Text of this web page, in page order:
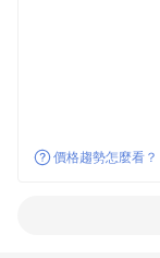
價格趨勢怎麼看？